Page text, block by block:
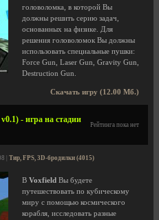
головоломка, в которой Вы
должны решить серию задач,
основанных на физике. Для
решения головоломок Вы должны
использовать специальные пушки:
Force Gun, Laser Gun, Gravity Gun,
Destruction Gun.
Скачать игру (12.00 Мб.)
- игра на стадии
Рейтинга пока нет
| Тир, FPS, 3D-бродилки (4015)
В Voxfield Вы будете
путешествовать по кубическому
миру с помощью космического
корабля, исследовать разные